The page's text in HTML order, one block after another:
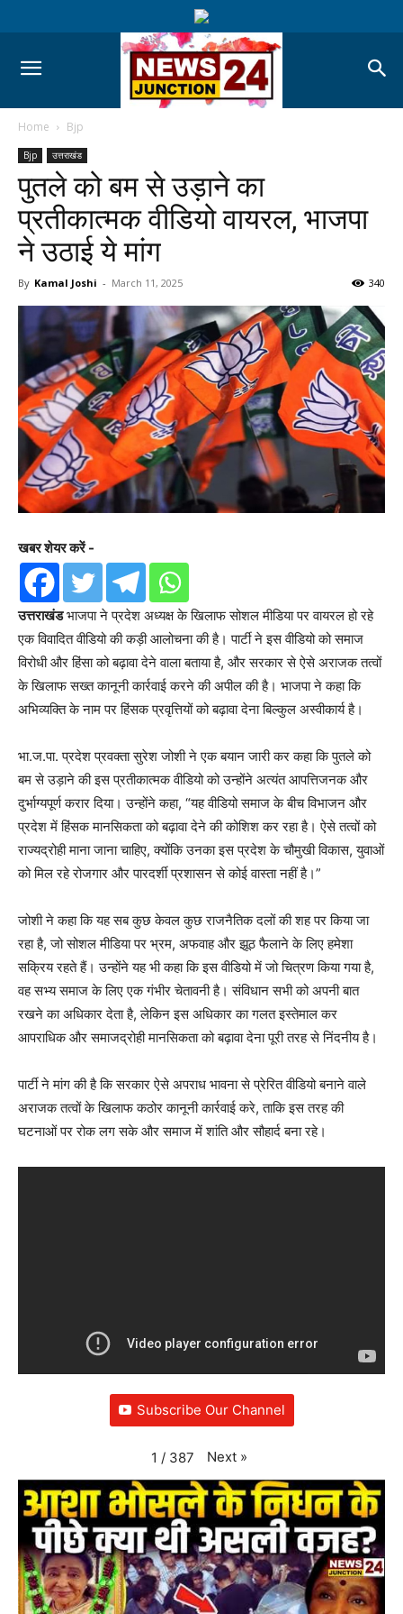
Home Bjp
Bjp उत्तराखंड
पुतले को बम से उड़ाने का
प्रतीकात्मक वीडियो वायरल, भाजपा
ने उठाई ये मांग
By Kamal Joshi - March 11, 2025 340
खबर शेयर करें -
उत्तराखंडभाजपा ने प्रदेश अध्यक्ष के खिलाफ सोशल मीडिया पर वायरल हो रहे
एक विवादित वीडियो की कड़ी आलोचना की है। पार्टी ने इस वीडियो को समाज
विरोधी और हिंसा को बढ़ावा देने वाला बताया है, और सरकार से ऐसे अराजक तत्वों
के खिलाफ सख्त कानूनी कार्रवाई करने की अपील की है। भाजपा ने कहा कि
अभिव्यक्ति के नाम पर हिंसक प्रवृत्तियों को बढ़ावा देना बिल्कुल अस्वीकार्य है।
भा.ज.पा. प्रदेश प्रवक्ता सुरेश जोशी ने एक बयान जारी कर कहा कि पुतले को
बम से उड़ाने की इस प्रतीकात्मक वीडियो को उन्होंने अत्यंत आपत्तिजनक और
दुर्भाग्यपूर्ण करार दिया। उन्होंने कहा, “यह वीडियो समाज के बीच विभाजन और
प्रदेश में हिंसक मानसिकता को बढ़ावा देने की कोशिश कर रहा है। ऐसे तत्वों को
राज्यद्रोही माना जाना चाहिए, क्योंकि उनका इस प्रदेश के चौमुखी विकास, युवाओं
को मिल रहे रोजगार और पारदर्शी प्रशासन से कोई वास्ता नहीं है।”
जोशी ने कहा कि यह सब कुछ केवल कुछ राजनैतिक दलों की शह पर किया जा
रहा है, जो सोशल मीडिया पर भ्रम, अफवाह और झूठ फैलाने के लिए हमेशा
सक्रिय रहते हैं। उन्होंने यह भी कहा कि इस वीडियो में जो चित्रण किया गया है,
वह सभ्य समाज के लिए एक गंभीर चेतावनी है। संविधान सभी को अपनी बात
रखने का अधिकार देता है, लेकिन इस अधिकार का गलत इस्तेमाल कर
आपराधिक और समाजद्रोही मानसिकता को बढ़ावा देना पूरी तरह से निंदनीय है।
पार्टी ने मांग की है कि सरकार ऐसे अपराध भावना से प्रेरित वीडियो बनाने वाले
अराजक तत्वों के खिलाफ कठोर कानूनी कार्रवाई करे, ताकि इस तरह की
घटनाओं पर रोक लग सके और समाज में शांति और सौहार्द बना रहे।
Subscribe Our Channel
1 / 387 Next »